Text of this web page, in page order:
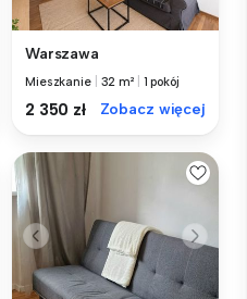
Warszawa
Mieszkanie 32 m² 1 pokój
2 350 zł Zobacz więcej